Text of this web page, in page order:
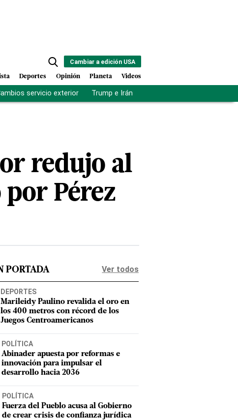
Cambiar a edición USA
Deportes Opinión Planeta Videos
servicio exterior Trump e Irán
redujo al
Pérez
PORTADA Ver todos
DEPORTES
Marileidy Paulino revalida el oro en
los 400 metros con récord de los
Juegos Centroamericanos
POLÍTICA
Abinader apuesta por reformas e
innovación para impulsar el
desarrollo hacia 2036
POLÍTICA
Fuerza del Pueblo acusa al Gobierno
de crear crisis de confianza jurídica